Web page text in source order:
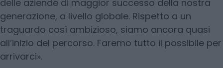
delle aziende di maggior successo della nostra
generazione, a livello globale. Rispetto a un
traguardo così ambizioso, siamo ancora quasi
all’inizio del percorso. Faremo tutto il possibile per
arrivarci».